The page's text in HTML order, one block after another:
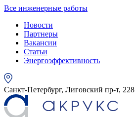
Все инженерные работы
Новости
Партнеры
Вакансии
Статьи
Энергоэффективность
Санкт-Петербург, Лиговский пр-т, 228